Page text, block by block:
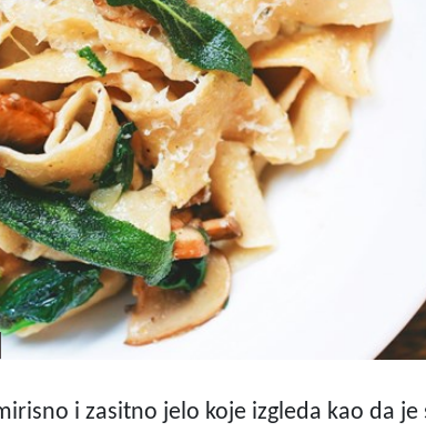
i zasitno jelo koje izgleda kao da